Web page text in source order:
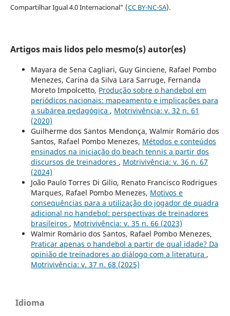
Compartilhar Igual 4.0 Internacional” (CC BY-NC-SA).
Artigos mais lidos pelo mesmo(s) autor(es)
Mayara de Sena Cagliari, Guy Ginciene, Rafael Pombo
Menezes, Carina da Silva Lara Sarruge, Fernanda
Moreto Impolcetto, Produção sobre o handebol em
periódicos nacionais: mapeamento e implicações para
a subárea pedagógica , Motrivivência: v. 32 n. 61
(2020)
Guilherme dos Santos Mendonça, Walmir Romário dos
Santos, Rafael Pombo Menezes, Métodos e conteúdos
ensinados na iniciação do beach tennis a partir dos
discursos de treinadores , Motrivivência: v. 36 n. 67
(2024)
João Paulo Torres Di Gilio, Renato Francisco Rodrigues
Marques, Rafael Pombo Menezes, Motivos e
consequências para a utilização do jogador de quadra
adicional no handebol: perspectivas de treinadores
brasileiros , Motrivivência: v. 35 n. 66 (2023)
Walmir Romário dos Santos, Rafael Pombo Menezes,
Praticar apenas o handebol a partir de qual idade? Da
opinião de treinadores ao diálogo com a literatura ,
Motrivivência: v. 37 n. 68 (2025)
Idioma